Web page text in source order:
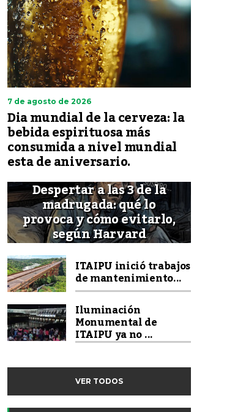
7 de agosto de 2026
Dia mundial de la cerveza: la
bebida espirituosa más
consumida a nivel mundial
esta de aniversario.
Despertar a las 3 de la
madrugada: qué lo
provoca y cómo evitarlo,
según Harvard
ITAIPU inició trabajos
de mantenimiento...
Iluminación
Monumental de
ITAIPU ya no ...
VER TODOS